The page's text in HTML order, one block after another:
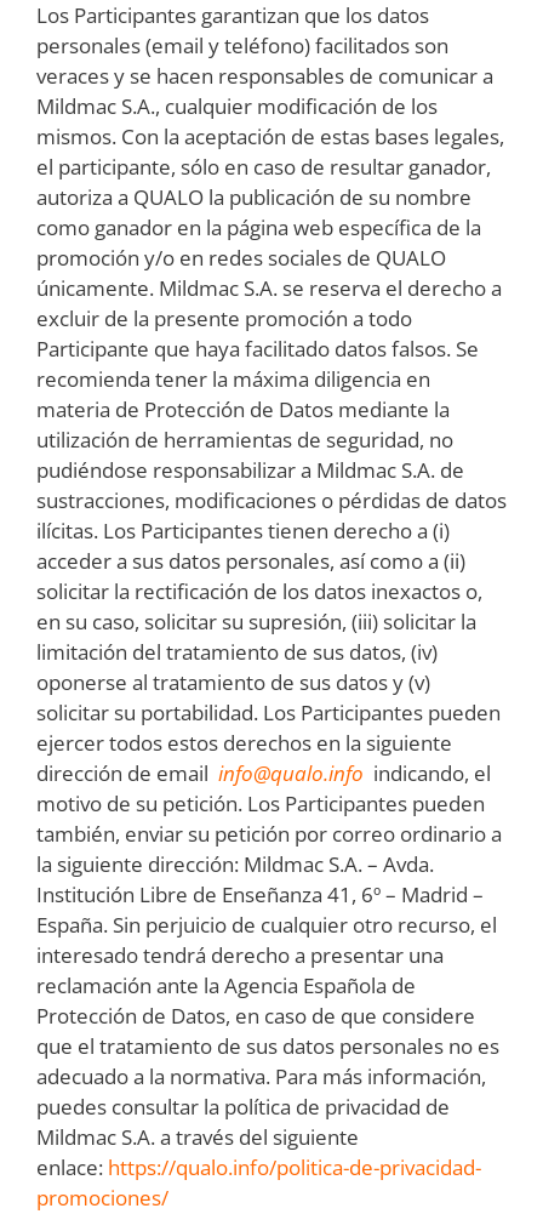
Los Participantes garantizan que los datos
personales (email y teléfono) facilitados son
veraces y se hacen responsables de comunicar a
Mildmac S.A., cualquier modificación de los
mismos. Con la aceptación de estas bases legales,
el participante, sólo en caso de resultar ganador,
autoriza a QUALO la publicación de su nombre
como ganador en la página web específica de la
promoción y/o en redes sociales de QUALO
únicamente. Mildmac S.A. se reserva el derecho a
excluir de la presente promoción a todo
Participante que haya facilitado datos falsos. Se
recomienda tener la máxima diligencia en
materia de Protección de Datos mediante la
utilización de herramientas de seguridad, no
pudiéndose responsabilizar a Mildmac S.A. de
sustracciones, modificaciones o pérdidas de datos
ilícitas. Los Participantes tienen derecho a (i)
acceder a sus datos personales, así como a (ii)
solicitar la rectificación de los datos inexactos o,
en su caso, solicitar su supresión, (iii) solicitar la
limitación del tratamiento de sus datos, (iv)
oponerse al tratamiento de sus datos y (v)
solicitar su portabilidad. Los Participantes pueden
ejercer todos estos derechos en la siguiente
dirección de email info@qualo.info indicando, el
motivo de su petición. Los Participantes pueden
también, enviar su petición por correo ordinario a
la siguiente dirección: Mildmac S.A. – Avda.
Institución Libre de Enseñanza 41, 6º – Madrid –
España. Sin perjuicio de cualquier otro recurso, el
interesado tendrá derecho a presentar una
reclamación ante la Agencia Española de
Protección de Datos, en caso de que considere
que el tratamiento de sus datos personales no es
adecuado a la normativa. Para más información,
puedes consultar la política de privacidad de
Mildmac S.A. a través del siguiente
enlace: https://qualo.info/politica-de-privacidad-
promociones/